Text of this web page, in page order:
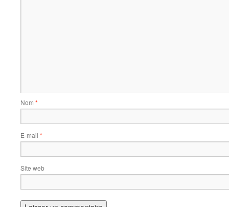
Nom *
E-mail *
Site web